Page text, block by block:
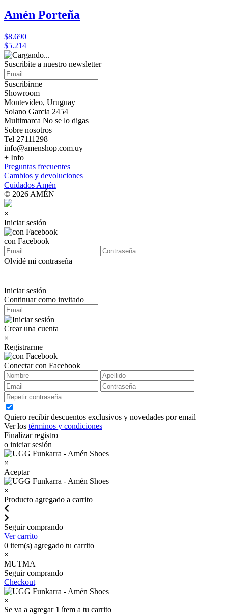
Amén Porteña
$8.690
$5.214
Suscribite a nuestro newsletter
Suscribirme
Showroom
Montevideo, Uruguay
Solano Garcia 2454
Multimarca No se lo digas
Sobre nosotros
Tel 27111298
info@amenshop.com.uy
+ Info
Preguntas frecuentes
Cambios y devoluciones
Cuidados Amén
© 2026 AMÉN
×
Iniciar sesión
con Facebook
Olvidé mi contraseña
Iniciar sesión
Continuar como invitado
Crear una cuenta
×
Registrarme
Conectar con Facebook
Quiero recibir descuentos exclusivos y novedades por email
Ver los términos y condiciones
Finalizar registro
o iniciar sesión
×
Aceptar
×
Producto agregado a carrito
Seguir comprando
Ver carrito
0 item(s) agregado tu carrito
×
MUTMA
Seguir comprando
Checkout
×
Se va a agregar 1 ítem a tu carrito